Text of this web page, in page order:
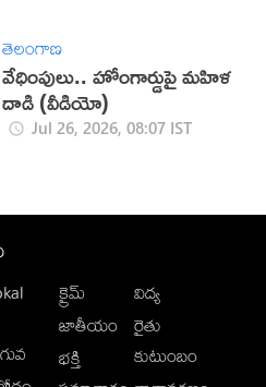
తెలంగాణ
వేధింపులు.. హోంగార్డుపై మహిళ
దాడి (వీడియో)
Jul 26, 2026, 08:07 IST
క్రైమ్
జాతీయం
భక్తి
విద్య
రైతు
కుటుంబం